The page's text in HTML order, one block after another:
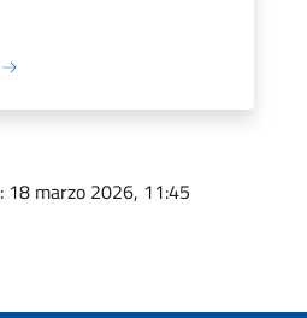
: 18 marzo 2026, 11:45